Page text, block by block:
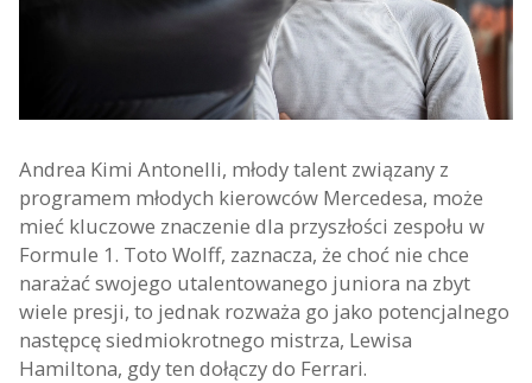
Andrea Kimi Antonelli, młody talent związany z
programem młodych kierowców Mercedesa, może
mieć kluczowe znaczenie dla przyszłości zespołu w
Formule 1. Toto Wolff, zaznacza, że choć nie chce
narażać swojego utalentowanego juniora na zbyt
wiele presji, to jednak rozważa go jako potencjalnego
następcę siedmiokrotnego mistrza, Lewisa
Hamiltona, gdy ten dołączy do Ferrari.